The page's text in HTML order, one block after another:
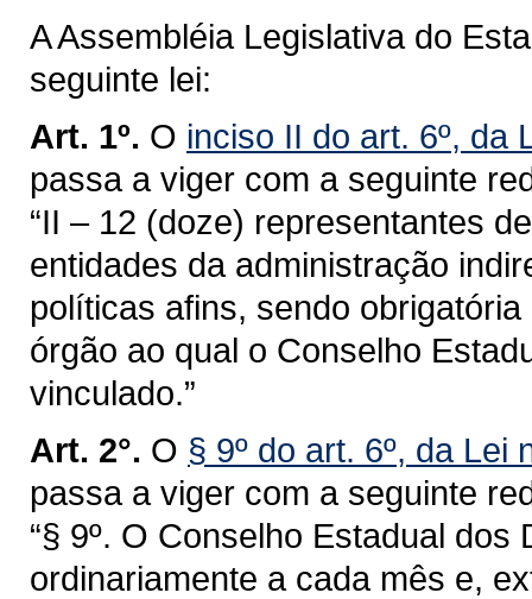
A Assembléia Legislativa do
seguinte lei:
Art. 1º. O inciso II do art. 6º, da
passa a viger com a seguinte
“II – 12 (doze) representantes
entidades da administração
políticas afins, sendo
órgão ao qual o Conselho
vinculado.”
Art. 2°. O § 9º do art. 6º, da Lei
passa a viger com a seguinte
“§ 9º. O Conselho Estadual
ordinariamente a cada mês e,